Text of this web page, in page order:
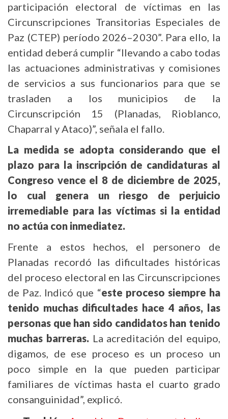
participación electoral de víctimas en las
Circunscripciones Transitorias Especiales de
Paz (CTEP) período 2026–2030”. Para ello, la
entidad deberá cumplir “llevando a cabo todas
las actuaciones administrativas y comisiones
de servicios a sus funcionarios para que se
trasladen a los municipios de la
Circunscripción 15 (Planadas, Rioblanco,
Chaparral y Ataco)”, señala el fallo.
La medida se adopta considerando que el
plazo para la inscripción de candidaturas al
Congreso vence el 8 de diciembre de 2025,
lo cual genera un riesgo de perjuicio
irremediable para las víctimas si la entidad
no actúa con inmediatez.
Frente a estos hechos, el personero de
Planadas recordó las dificultades históricas
del proceso electoral en las Circunscripciones
de Paz. Indicó que “este proceso siempre ha
tenido muchas dificultades hace 4 años, las
personas que han sido candidatos han tenido
muchas barreras. La acreditación del equipo,
digamos, de ese proceso es un proceso un
poco simple en la que pueden participar
familiares de víctimas hasta el cuarto grado
consanguinidad”, explicó.